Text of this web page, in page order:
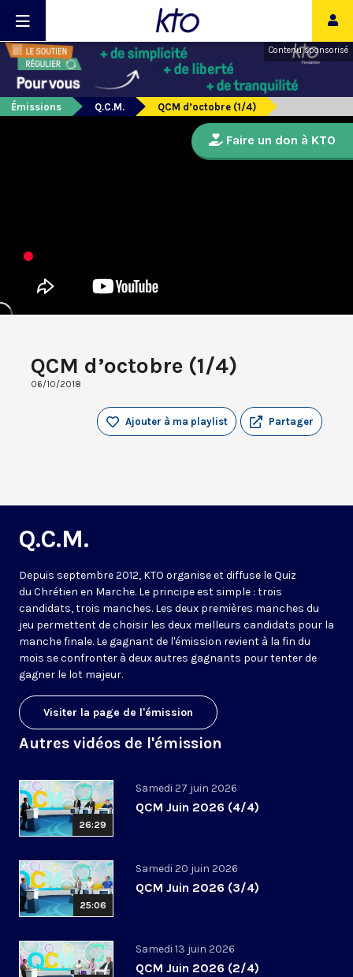
Contenu sponsorisé
Émissions Q.C.M. QCM d’octobre (1/4)
QCM d’octobre (1/4)
06/10/2018
Partager
Ajouter à ma playlist
Q.C.M.
Depuis septembre 2012, KTO organise et diffuse le Quiz
du Chrétien en Marche. Le principe est simple : trois
candidats, trois manches. Les deux premières manches du
jeu permettent de choisir les deux meilleurs candidats pour la
manche finale. Le gagnant de l'émission revient à la fin du
mois se confronter à deux autres gagnants pour tenter de
gagner le lot majeur.
Visiter la page de l'émission
Autres vidéos de l'émission
26:29
Samedi 27 juin 2026
QCM Juin 2026 (4/4)
25:06
Samedi 20 juin 2026
QCM Juin 2026 (3/4)
Samedi 13 juin 2026
QCM Juin 2026 (2/4)
Faire un don à KTO